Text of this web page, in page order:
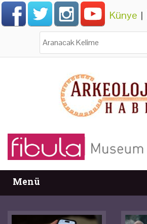
Künye |
Menü